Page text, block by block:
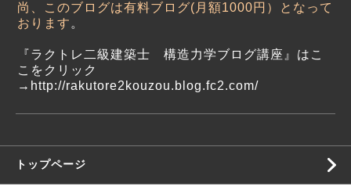
尚、このブログは有料ブログ(月額1000円）となって
おります 。
『ラクトレ二級建築士 構造力学ブログ講座』はこ
こをクリック
→ http://rakutore2kouzou.blog.fc2.com/
トップページ